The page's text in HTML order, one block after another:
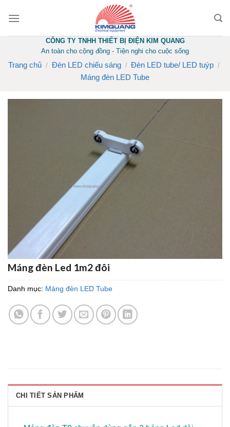
CÔNG TY TNHH THIẾT BỊ ĐIỆN KIM QUANG
An toàn cho cộng đồng - Tiện nghi cho cuộc sống
Trang chủ / Đèn LED chiếu sáng / Đèn LED tube/ LED tuýp /
Máng đèn LED Tube
Máng đèn Led 1m2 đôi
Danh mục: Máng đèn LED Tube
CHI TIẾT SẢN PHẨM